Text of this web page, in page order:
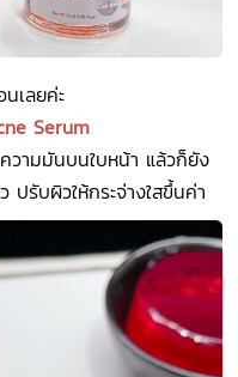
เลยค่ะ
Serum
วามมันบนใบหน้า แล้วก็ยัง
รับผิวให้กระจ่างใสขึ้นค่า